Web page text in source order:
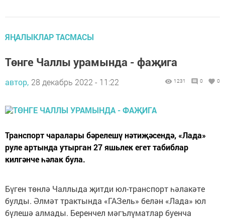
ЯҢАЛЫКЛАР ТАСМАСЫ
Төнге Чаллы урамында - фаҗига
автор, 28 декабрь 2022 - 11:22 1231 0 0
Транспорт чаралары бәрелешү нәтиҗәсендә, «Лада»
руле артында утырган 27 яшьлек егет табиблар
килгәнче һәлак була.
Бүген төнлә Чаллыда җитди юл-транспорт һәлакәте
булды. Әлмәт трактында «ГАЗель» белән «Лада» юл
бүлешә алмады. Беренчел мәгълүматлар буенча